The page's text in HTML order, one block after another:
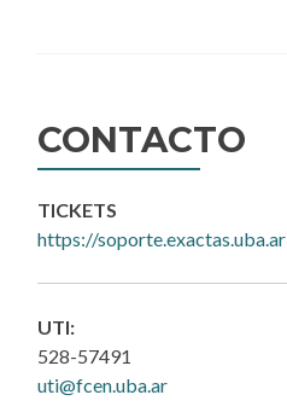
CONTACTO
TICKETS
https://soporte.exactas.uba.ar
UTI:
528-57491
uti@fcen.uba.ar